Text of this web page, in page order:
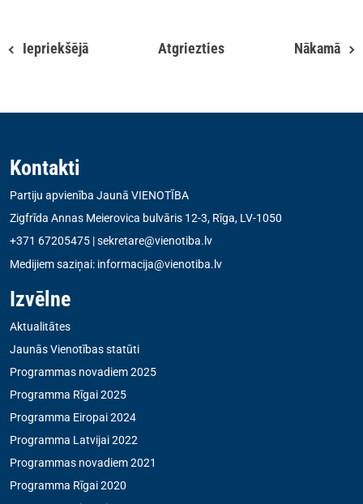
Iepriekšējā Atgriezties Nākamā
Kontakti
Partiju apvienība Jaunā VIENOTĪBA
Zigfrīda Annas Meierovica bulvāris 12-3, Rīga, LV-1050
+371 67205475 |sekretare@vienotiba.lv
Medijiem saziņai: informacija@vienotiba.lv
Izvēlne
Aktualitātes
Jaunās Vienotības statūti
Programmas novadiem 2025
Programma Rīgai 2025
Programma Eiropai 2024
Programma Latvijai 2022
Programmas novadiem 2021
Programma Rīgai 2020